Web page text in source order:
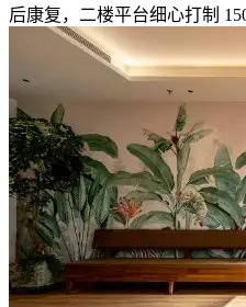
后康复，二楼平台细心打制